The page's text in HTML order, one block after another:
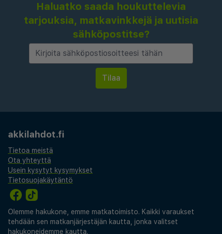
Haluatko saada houkuttelevia
tarjouksia, matkavinkkejä ja uutisia
sähköpostitse?
akkilahdot.fi
Tietoa meistä
Ota yhteyttä
Usein kysytyt kysymykset
Tietosuojakäytäntö
Olemme hakukone, emme matkatoimisto. Kaikki varaukset
tehdään sen matkanjärjestäjän kautta, jonka valitset
hakukoneidemme kautta.